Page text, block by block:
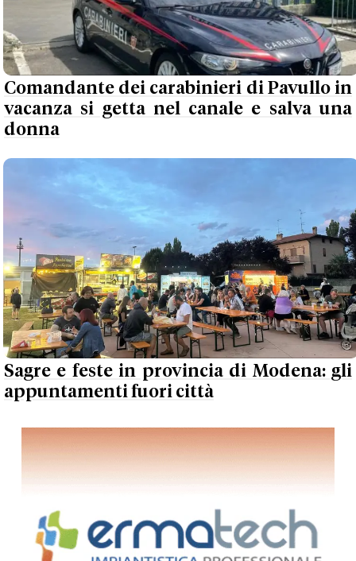
Comandante dei carabinieri di Pavullo in
vacanza si getta nel canale e salva una
donna
Sagre e feste in provincia di Modena: gli
appuntamenti fuori città